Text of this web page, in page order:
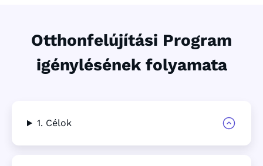
Otthonfelújítási Program
igénylésének folyamata
1. Célok